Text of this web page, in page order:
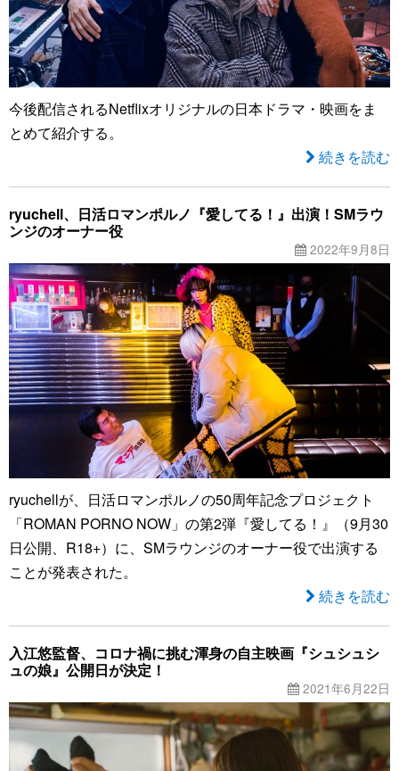
今後配信されるNetflixオリジナルの日本ドラマ・映画をま
とめて紹介する。
続きを読む
ryuchell、日活ロマンポルノ『愛してる！』出演！SMラウ
ンジのオーナー役
2022年9月8日
ryuchellが、日活ロマンポルノの50周年記念プロジェクト
「ROMAN PORNO NOW」の第2弾『愛してる！』（9月30
日公開、R18+）に、SMラウンジのオーナー役で出演する
ことが発表された。
続きを読む
入江悠監督、コロナ禍に挑む渾身の自主映画『シュシュシ
ュの娘』公開日が決定！
2021年6月22日